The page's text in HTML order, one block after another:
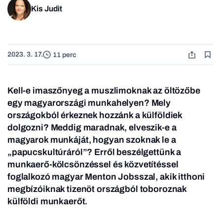
Kis Judit
2023. 3. 17. 11 perc
Kell-e imaszőnyeg a muszlimoknak az öltözőbe
egy magyarországi munkahelyen? Mely
országokból érkeznek hozzánk a külföldiek
dolgozni? Meddig maradnak, elveszik-e a
magyarok munkáját, hogyan szoknak le a
„papucskultúráról”? Erről beszélgettünk a
munkaerő-kölcsönzéssel és közvetítéssel
foglalkozó magyar Menton Jobsszal, akik itthoni
megbízóiknak tizenöt országból toboroznak
külföldi munkaerőt.